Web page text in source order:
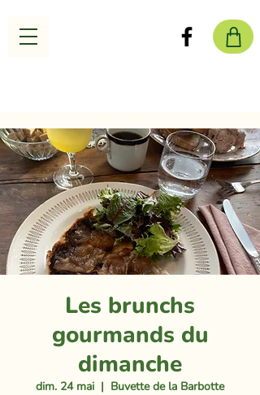
Les brunchs
gourmands du
dimanche
dim. 24 mai
  |
Buvette de la Barbotte